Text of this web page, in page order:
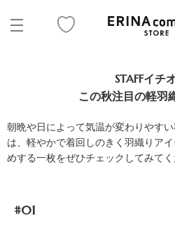
STAFFイチ
この秋注目の軽羽
朝晩や日によって気温が変わりやす
は、軽やかで着回しのきく羽織りア
めする一枚をぜひチェックしてみてく
#01